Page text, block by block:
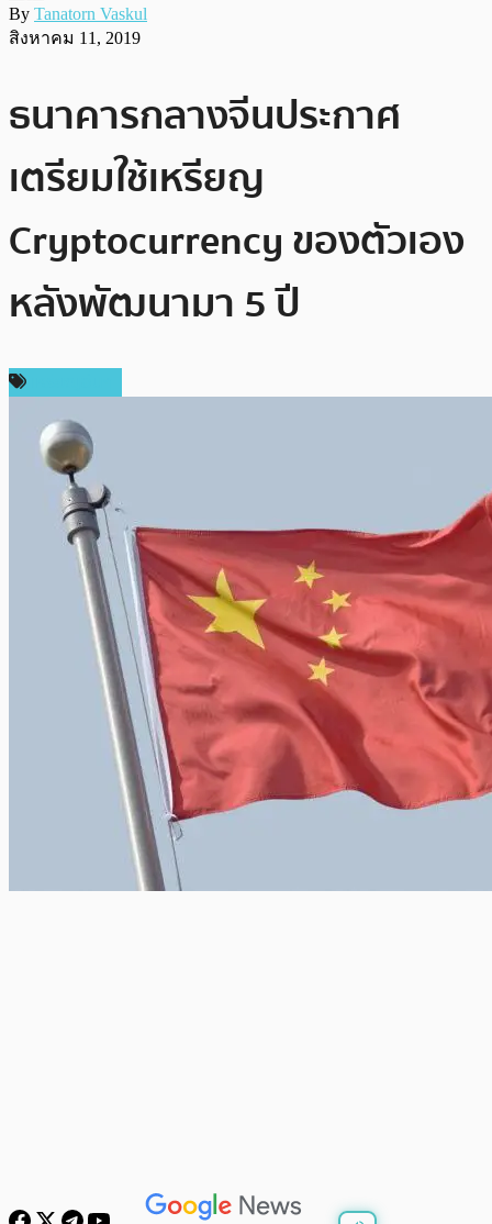
By Tanatorn Vaskul
สิงหาคม 11, 2019
ธนาคารกลางจีนประกาศ
เตรียมใช้เหรียญ
Cryptocurrency ของตัวเอง
หลังพัฒนามา 5 ปี